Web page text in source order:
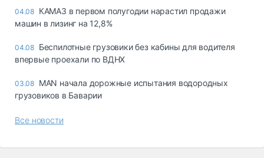
04.08 КАМАЗ в первом полугодии нарастил продажи
машин в лизинг на 12,8%
04.08 Беспилотные грузовики без кабины для водителя
впервые проехали по ВДНХ
03.08 MAN начала дорожные испытания водородных
грузовиков в Баварии
Все новости